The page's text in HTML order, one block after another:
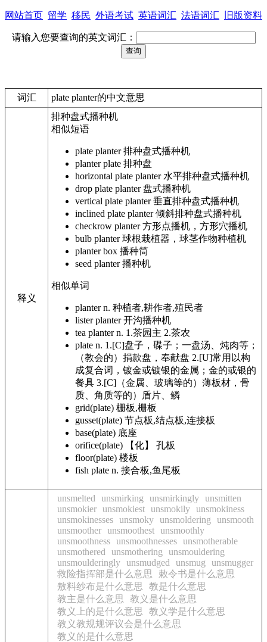
网站首页 留学 移民 外语考试 英语词汇 法语词汇 旧版资料
请输入您要查询的英文词汇：
词汇 plate planter的中文意思
释义
排种盘式播种机
相似短语
plate planter排种盘式播种机
planter plate 排种盘
horizontal plate planter 水平排种盘式播种机
drop plate planter盘式播种机
vertical plate planter垂直排种盘式播种机
inclined plate planter倾斜排种盘式播种机
checkrow planter方形点播机，方形穴播机
bulb planter球根栽植器，球茎作物种植机
planter box 播种筒
seed planter播种机
相似单词
plantern. 种植者,耕作者,殖民者
lister planter开沟播种机
tea plantern. 1.茶园主 2.茶农
plate n. 1.[C]盘子，碟子；一盘汤、炖肉等；
（教会的）捐款盘，奉献盘 2.[U]常用以构
成复合词，镀金或镀银的金属；金的或银的
餐具 3.[C]（金属、玻璃等的）薄板材，骨
质、角质等的）盾片、鳞
grid(plate) 栅板,栅板
gusset(plate) 节点板,结点板,连接板
base(plate) 底座
orifice(plate)
【化】 孔板
floor(plate) 楼板
fish plate n. 接合板,鱼尾板
unsmelted unsmirking unsmirkingly unsmitten
unsmokier unsmokiest unsmokily unsmokiness
unsmokinesses unsmoky unsmoldering
unsmooth
unsmoother unsmoothest unsmoothly
unsmoothness unsmoothnesses unsmotherable
unsmothered
unsmothering
unsmouldering
unsmoulderingly unsmudged unsmug
unsmugger
救险指挥部是什么意思
敕令书是什么意思
敖料纱布是什么意思
教是什么意思
教主是什么意思
教义是什么意思
教义上的是什么意思
教义学是什么意思
教义教规规评议会是什么意思
教义的是什么意思